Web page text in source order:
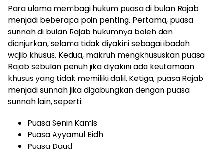
Para ulama membagi hukum puasa di bulan Rajab
menjadi beberapa poin penting. Pertama, puasa
sunnah di bulan Rajab hukumnya boleh dan
dianjurkan, selama tidak diyakini sebagai ibadah
wajib khusus. Kedua, makruh mengkhususkan puasa
Rajab sebulan penuh jika diyakini ada keutamaan
khusus yang tidak memiliki dalil. Ketiga, puasa Rajab
menjadi sunnah jika digabungkan dengan puasa
sunnah lain, seperti:
Puasa Senin Kamis
Puasa Ayyamul Bidh
Puasa Daud